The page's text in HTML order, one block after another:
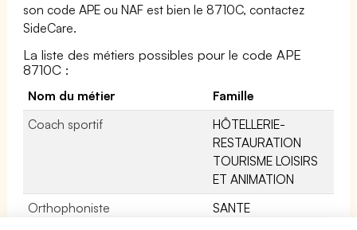
son code APE ou NAF est bien le 8710C, contactez
SideCare.
La liste des métiers possibles pour le code APE
8710C :
Nom du métier
Famille
Coach sportif
HÔTELLERIE-
RESTAURATION
TOURISME LOISIRS
ET ANIMATION
Orthophoniste
SANTE